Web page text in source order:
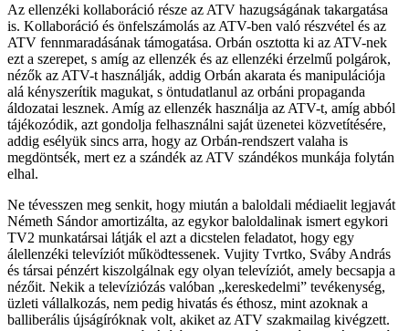
Az ellenzéki kollaboráció része az ATV hazugságának takargatása
is. Kollaboráció és önfelszámolás az ATV-ben való részvétel és az
ATV fennmaradásának támogatása. Orbán osztotta ki az ATV-nek
ezt a szerepet, s amíg az ellenzék és az ellenzéki érzelmű polgárok,
nézők az ATV-t használják, addig Orbán akarata és manipulációja
alá kényszerítik magukat, s öntudatlanul az orbáni propaganda
áldozatai lesznek. Amíg az ellenzék használja az ATV-t, amíg abból
tájékozódik, azt gondolja felhasználni saját üzenetei közvetítésére,
addig esélyük sincs arra, hogy az Orbán-rendszert valaha is
megdöntsék, mert ez a szándék az ATV szándékos munkája folytán
elhal.
Ne tévesszen meg senkit, hogy miután a baloldali médiaelit legjavát
Németh Sándor amortizálta, az egykor baloldalinak ismert egykori
TV2 munkatársai látják el azt a dicstelen feladatot, hogy egy
álellenzéki televíziót működtessenek. Vujity Tvrtko, Sváby András
és társai pénzért kiszolgálnak egy olyan televíziót, amely becsapja a
nézőit. Nekik a televíziózás valóban „kereskedelmi” tevékenység,
üzleti vállalkozás, nem pedig hivatás és éthosz, mint azoknak a
balliberális újságíróknak volt, akiket az ATV szakmailag kivégzett.